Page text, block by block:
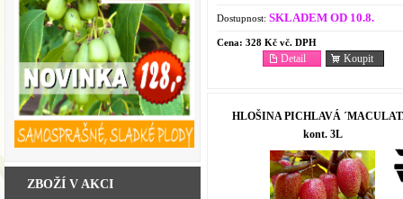
ZBOŽÍ V AKCI
Dostupnost: SKLADEM OD 10.8.
Cena: 328 Kč vč. DPH
Koupit
Detail
HLOŠINA PICHLAVÁ
kont. 3L